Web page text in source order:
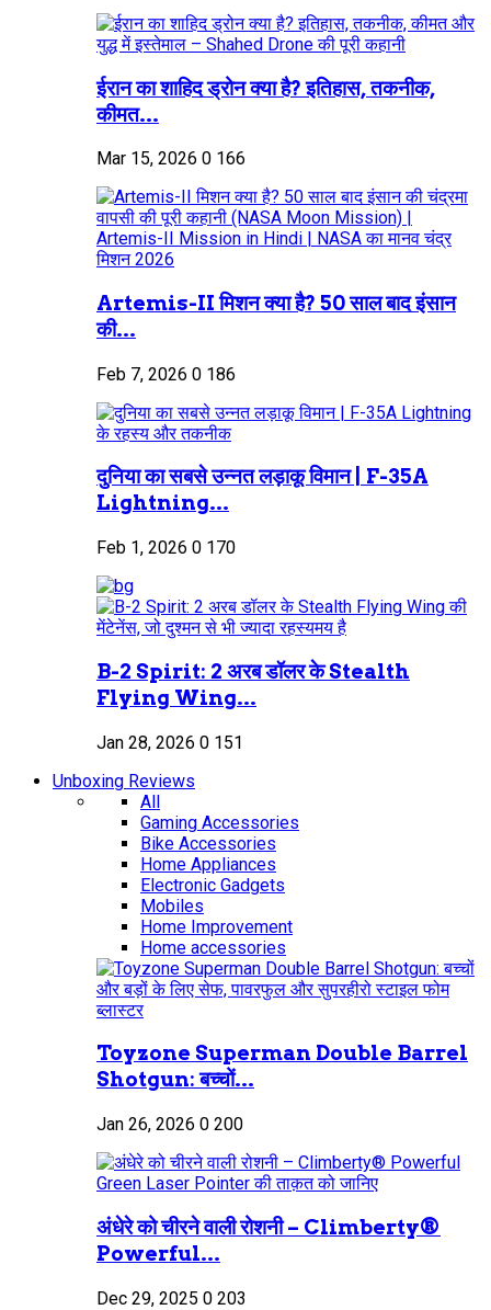
ईरान का शाहिद ड्रोन क्या है? इतिहास, तकनीक,
कीमत...
Mar 15, 2026 0 166
Artemis-II मिशन क्या है? 50 साल बाद इंसान
की...
Feb 7, 2026 0 186
दुनिया का सबसे उन्नत लड़ाकू विमान | F-35A
Lightning...
Feb 1, 2026 0 170
B-2 Spirit: 2 अरब डॉलर के Stealth
Flying Wing...
Jan 28, 2026 0 151
Unboxing Reviews
All
Gaming Accessories
Bike Accessories
Home Appliances
Electronic Gadgets
Mobiles
Home Improvement
Home accessories
Toyzone Superman Double Barrel
Shotgun: बच्चों...
Jan 26, 2026 0 200
अंधेरे को चीरने वाली रोशनी – Climberty®
Powerful...
Dec 29, 2025 0 203